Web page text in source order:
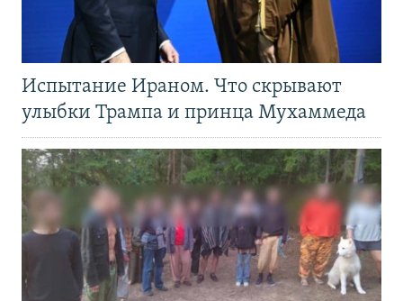
Испытание Ираном. Что скрывают
улыбки Трампа и принца Мухаммеда